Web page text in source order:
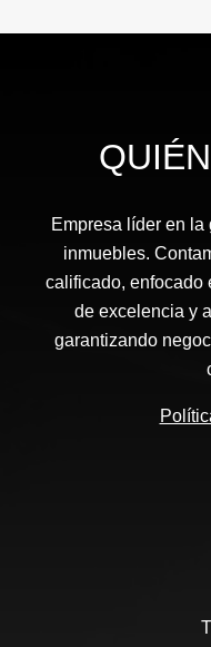
Empresa líder en
inmuebles.
calificado, enfocado
de excelencia y
garantizando